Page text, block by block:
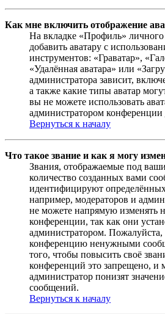
Как мне включить отображение
На вкладке «Профиль»
добавить аватару с
инструментов: «Граватар»,
«Удалённая аватара» или
администратора зависит,
а также какие типы аватар
вы не можете использовать
администратором
Вернуться к началу
Что такое звание и как я могу
Звания, отображаемые под
количество созданных вами
идентифицируют определённых
например, модераторов и
не можете напрямую изменять
конференции, так как они
администратором. Пожалуйста,
конференцию ненужными
того, чтобы повысить своё
конференций это запрещено, и
администратор понизят
сообщений.
Вернуться к началу